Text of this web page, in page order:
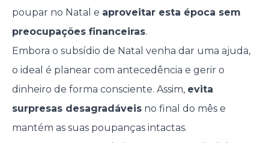
poupar no Natal e aproveitar esta época sem
preocupações financeiras.
Embora o subsídio de Natal venha dar uma ajuda,
o ideal é planear com antecedência e gerir o
dinheiro de forma consciente. Assim, evita
surpresas desagradáveisno final do mês e
mantém as suas poupanças intactas.